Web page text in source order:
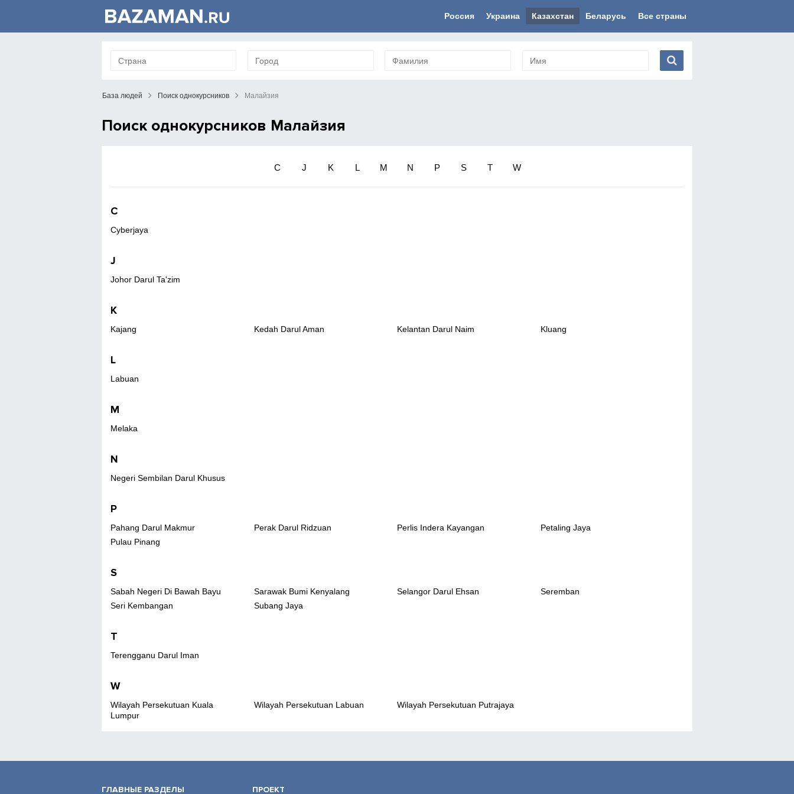
Россия Украина Казахстан Беларусь Все страны
База людей Поиск однокурсников Малайзия
Поиск однокурсников Малайзия
C J K L M N P S T W
C
Cyberjaya
J
Johor Darul Ta'zim
K
Kajang Kedah Darul Aman Kelantan Darul Naim Kluang
L
Labuan
M
Melaka
N
Negeri Sembilan Darul Khusus
P
Pahang Darul Makmur Perak Darul Ridzuan Perlis Indera Kayangan
Petaling Jaya
Pulau Pinang
S
Sabah Negeri Di Bawah Bayu Sarawak Bumi Kenyalang Selangor Darul Ehsan
Seremban
Seri Kembangan
Subang Jaya
T
Terengganu Darul Iman
W
Wilayah Persekutuan Kuala
Lumpur
Wilayah Persekutuan Labuan Wilayah Persekutuan Putrajaya
ГЛАВНЫЕ РАЗДЕЛЫ ПРОЕКТ